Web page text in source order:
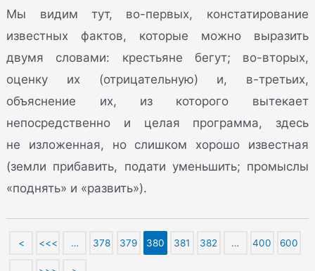
Мы видим тут, во-первых, констатирование
известных фактов, которые можно выразить
двумя словами: крестьяне бегут; во-вторых,
оценку их (отрицательную) и, в-третьих,
объяснение их, из которого вытекает
непосредственно и целая программа, здесь
не изложенная, но слишком хорошо известная
(земли прибавить, подати уменьшить; промыслы
«поднять» и «развить»).
< <<< … 378 379 380 381 382 … 400 600